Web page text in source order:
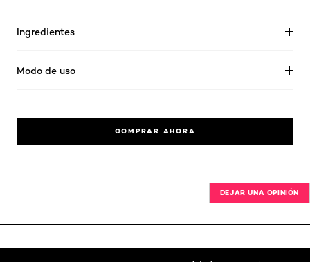
Ingredientes
Modo de uso
COMPRAR AHORA
DEJAR UNA OPINIÓN